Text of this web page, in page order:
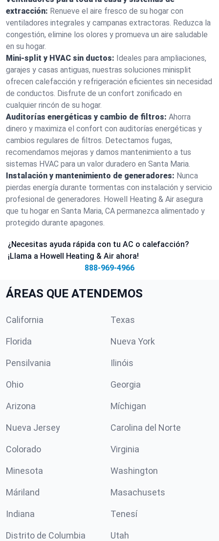
extracción: Renueve el aire fresco de su hogar con
ventiladores integrales y campanas extractoras. Reduzca la
congestión, elimine los olores y promueva un aire saludable
en su hogar.
Mini-split y HVAC sin ductos: Ideales para ampliaciones,
garajes y casas antiguas, nuestras soluciones minisplit
ofrecen calefacción y refrigeración eficientes sin necesidad
de conductos. Disfrute de un confort zonificado en
cualquier rincón de su hogar.
Auditorías energéticas y cambio de filtros: Ahorra
dinero y maximiza el confort con auditorías energéticas y
cambios regulares de filtros. Detectamos fugas,
recomendamos mejoras y damos mantenimiento a tus
sistemas HVAC para un valor duradero en Santa Maria.
Instalación y mantenimiento de generadores: Nunca
pierdas energía durante tormentas con instalación y servicio
profesional de generadores. Howell Heating & Air asegura
que tu hogar en Santa Maria, CA permanezca alimentado y
protegido durante apagones.
¿Necesitas ayuda rápida con tu AC o calefacción?
¡Llama a Howell Heating & Air ahora!
888-969-4966
ÁREAS QUE ATENDEMOS
California Texas
Florida Nueva York
Pensilvania Ilinóis
Ohio Georgia
Arizona Míchigan
Nueva Jersey Carolina del Norte
Colorado Virginia
Minesota Washington
Máriland Masachusets
Indiana Tenesí
Distrito de Columbia Utah